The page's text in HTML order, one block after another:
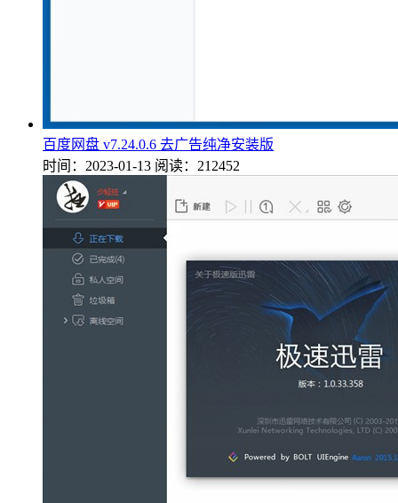
百度网盘 v7.24.0.6 去广告纯净安装版
时间：2023-01-13 阅读：212452